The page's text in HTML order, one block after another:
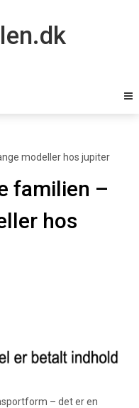
modeller hos jupiter
familien –
hos
– det er en